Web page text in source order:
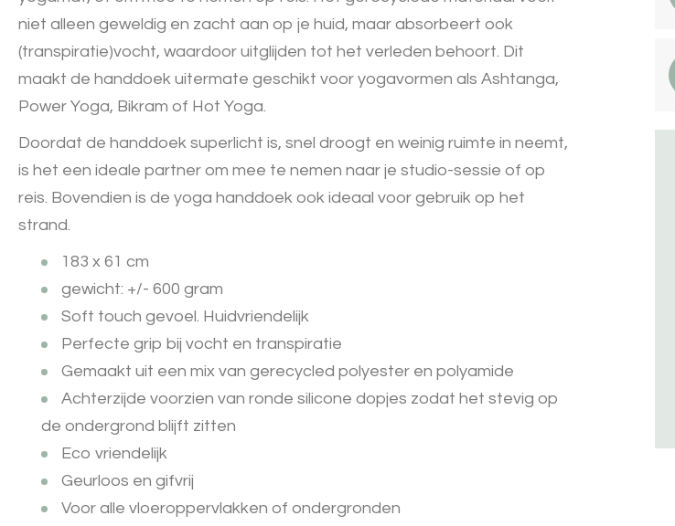
niet alleen geweldig en zacht aan op je huid, maar absorbeert ook
(transpiratie)vocht, waardoor uitglijden tot het verleden behoort. Dit
maakt de handdoek uitermate geschikt voor yogavormen als Ashtanga,
Power Yoga, Bikram of Hot Yoga.
Doordat de handdoek superlicht is, snel droogt en weinig ruimte in neemt,
is het een ideale partner om mee te nemen naar je studio-sessie of op
reis. Bovendien is de yoga handdoek ook ideaal voor gebruik op het
strand.
183 x 61 cm
gewicht: +/- 600 gram
Soft touch gevoel. Huidvriendelijk
Perfecte grip bij vocht en transpiratie
Gemaakt uit een mix van gerecycled polyester en polyamide
Achterzijde voorzien van ronde silicone dopjes zodat het stevig op
de ondergrond blijft zitten
Eco vriendelijk
Geurloos en gifvrij
Voor alle vloeroppervlakken of ondergronden